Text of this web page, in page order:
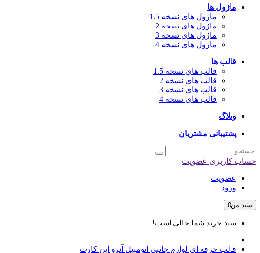
ماژول ها
ماژول های نسخه 1.5
ماژول های نسخه 2
ماژول های نسخه 3
ماژول های نسخه 4
قالب ها
قالب های نسخه 1.5
قالب های نسخه 2
قالب های نسخه 3
قالب های نسخه 4
وبلاگ
پشتیبانی مشتریان
حساب کاربری عضویت
عضویت
ورود
سبد من0
سبد خرید شما خالی است!
قالب حرفه ای لوازم جانبی اتومبیل آئرو اپن کارت